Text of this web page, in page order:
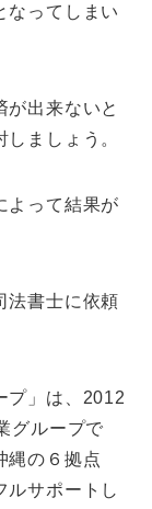
なってしまい
が出来ないと
ましょう。
よって結果が
法書士に依頼
プ」は、2012
グループで
縄の６拠点
ルサポートし